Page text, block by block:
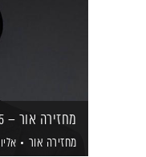
מחזירה אור – 8.5.25 – פטריק סבג באולפן
מחזירה אור